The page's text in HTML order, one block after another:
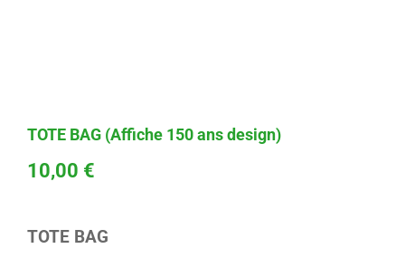
TOTE BAG (Affiche 150 ans design)
10,00 €
TOTE BAG